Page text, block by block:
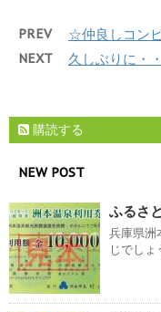
PREV ☆仲良しコ
NEXT 久しぶりに・
購読する
NEW POST
ふるさ
兵庫県
じでし